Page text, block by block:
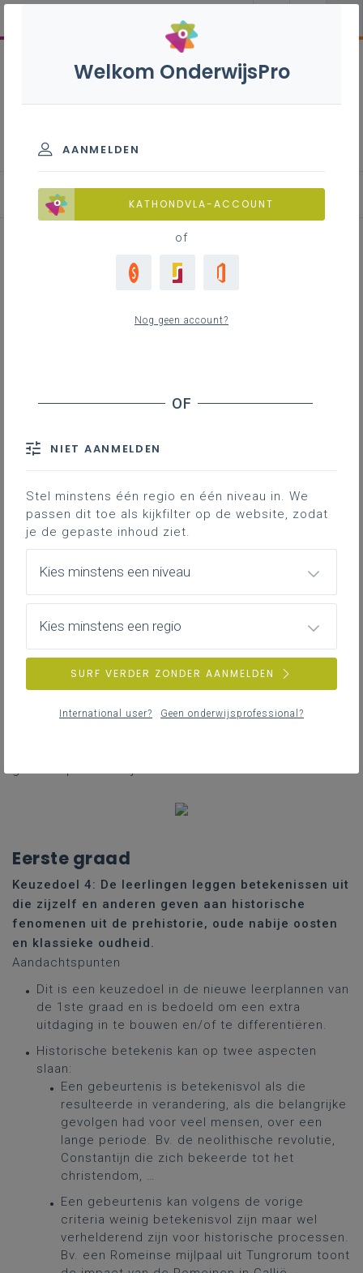
Historische betekenis inschatten
'Reflecteren over historische betekenis,
over wat belangrijk is in het verleden' is
een doel uit de vijfde krachtlijn
'Reflecteren over de relatie verleden,
heden en toekomst' die een plaats kreeg
in alle graden en finaliteiten. Maar waar
zitten de gelijkenissen en verschillen per
graad en leerplan?
Gekoppelde leerplannen
Eerste graad
Keuzedoel 4: De leerlingen leggen betekenissen uit
die zijzelf en anderen geven aan historische
fenomenen uit de prehistorie, oude nabije oosten
en klassieke oudheid.
Aandachtspunten
Dit is een keuzedoel in de nieuwe leerplannen van
de 1ste graad en is bedoeld om een extra
uitdaging in te bouwen en/of te differentiëren.
Historische betekenis kan op twee aspecten
slaan:
Een gebeurtenis is betekenisvol als die
resulteerde in verandering, als die belangrijke
gevolgen had voor veel mensen, over een
lange periode. Bv. de neolithische revolutie,
Constantijn die zich bekeerde tot het
christendom, …
Een gebeurtenis kan volgens de vorige
criteria weinig betekenisvol zijn maar wel
verhelderend zijn voor historische processen.
Bv. een Romeinse mijlpaal uit Tungrorum toont
Welkom OnderwijsPro
AANMELDEN
KATHONDVLA-ACCOUNT
of
Nog geen account?
NIET AANMELDEN
Stel minstens één regio en één niveau in. We
passen dit toe als kijkfilter op de website, zodat
je de gepaste inhoud ziet.
Kies minstens een niveau
Kies minstens een regio
SURF VERDER ZONDER AANMELDEN
International user? Geen onderwijsprofessional?